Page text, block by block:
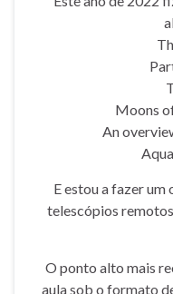
Moons
An
E estou a fazer
telescópios
O ponto alto mais
aula sob o formato